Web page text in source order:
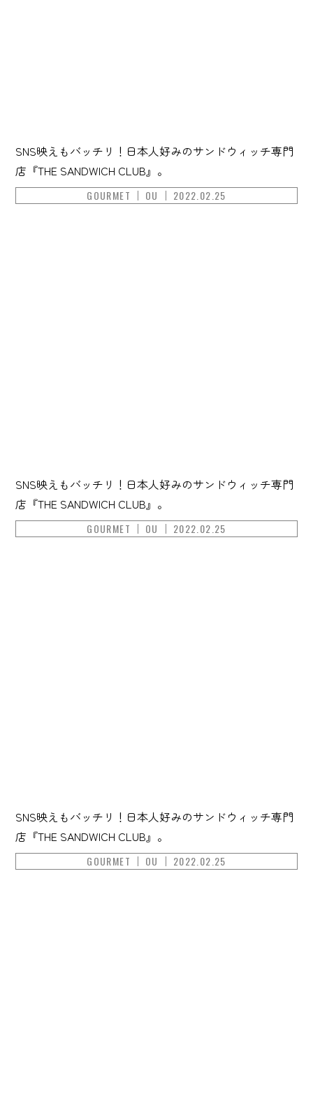
SNS映えもバッチリ！日本人好みのサンドウィッチ専門
店『THE SANDWICH CLUB』。
GOURMET OU 2022.02.25
SNS映えもバッチリ！日本人好みのサンドウィッチ専門
店『THE SANDWICH CLUB』。
GOURMET OU 2022.02.25
SNS映えもバッチリ！日本人好みのサンドウィッチ専門
店『THE SANDWICH CLUB』。
GOURMET OU 2022.02.25